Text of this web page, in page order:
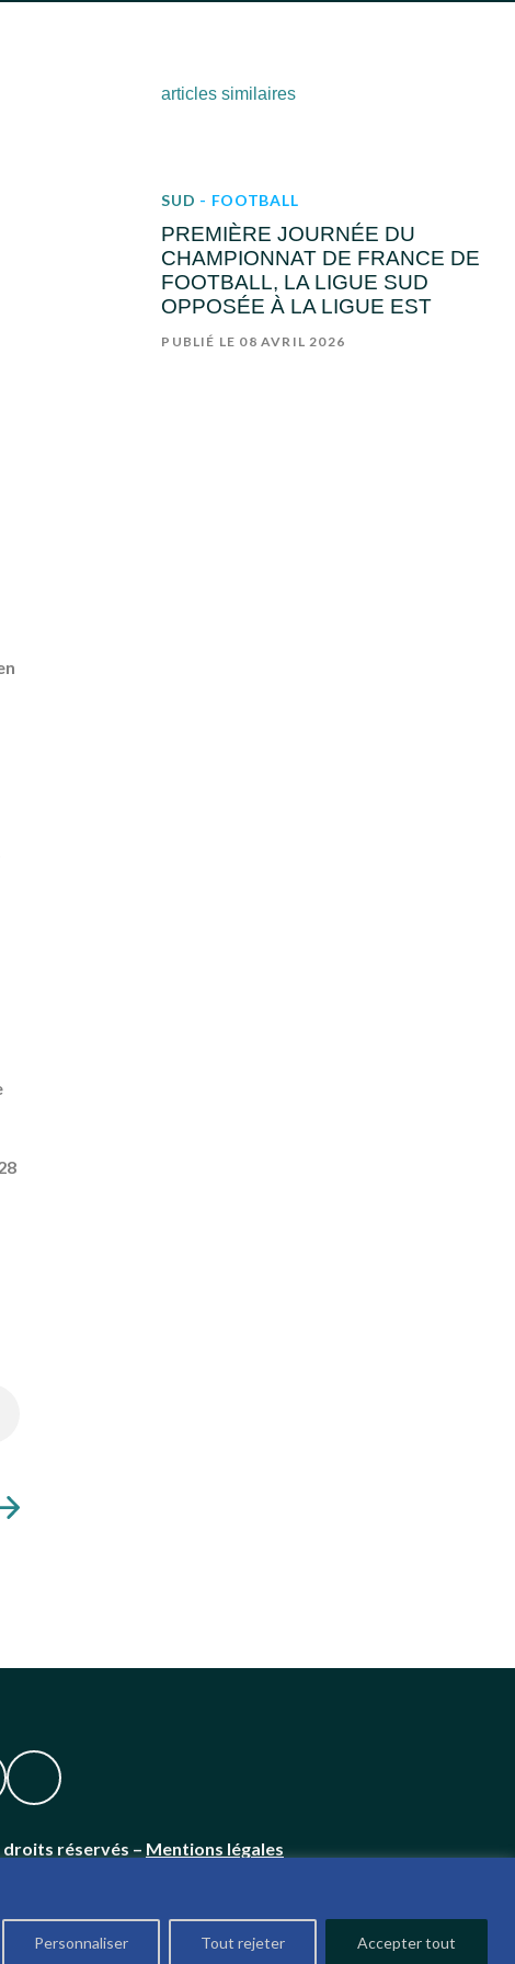
Personnaliser Tout rejeter Accepter tout
articles similaires
SUD - FOOTBALL
PREMIÈRE JOURNÉE DU
CHAMPIONNAT DE FRANCE DE
FOOTBALL, LA LIGUE SUD
OPPOSÉE À LA LIGUE EST
PUBLIÉ LE 08 AVRIL 2026
droits réservés – Mentions légales